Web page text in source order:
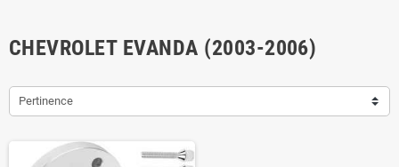
CHEVROLET EVANDA (2003-2006)
Pertinence